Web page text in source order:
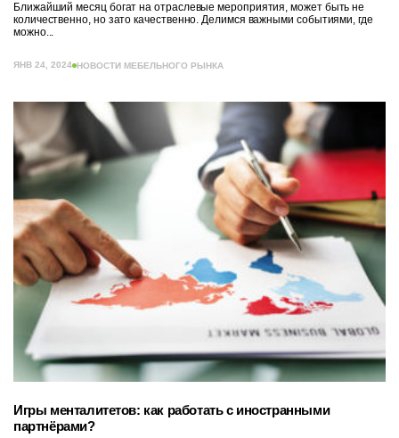
Ближайший месяц богат на отраслевые мероприятия, может быть не
количественно, но зато качественно. Делимся важными событиями, где
можно...
ЯНВ 24, 2024 НОВОСТИ МЕБЕЛЬНОГО РЫНКА
Игры менталитетов: как работать с иностранными
партнёрами?